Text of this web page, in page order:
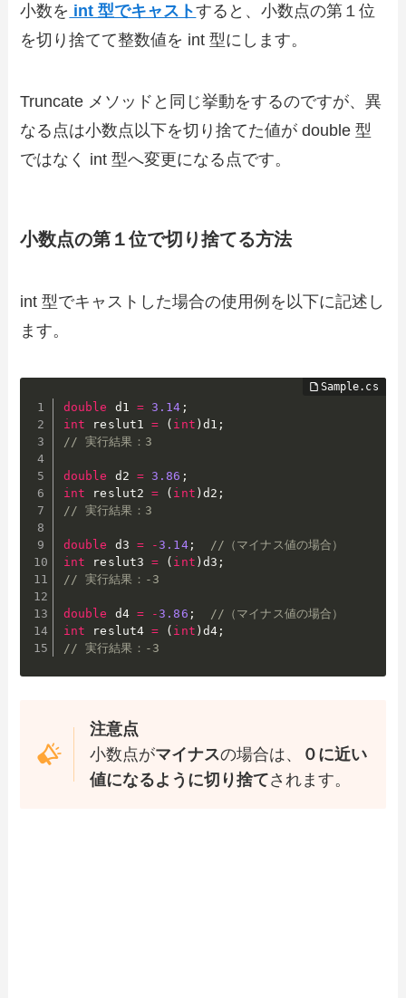
小数を int 型でキャストすると、小数点の第１位
を切り捨てて整数値を int 型にします。
Truncate メソッドと同じ挙動をするのですが、異
なる点は小数点以下を切り捨てた値が double 型
ではなく int 型へ変更になる点です。
小数点の第１位で切り捨てる方法
int 型でキャストした場合の使用例を以下に記述し
ます。
double d1 = 3.14 ;
int reslut1 = ( int ) d1 ;
// 実行結果：3
double d2 = 3.86 ;
int reslut2 = ( int ) d2 ;
// 実行結果：3
double d3 = -3.14;
//（マイナス値の場合）
int reslut3 = ( int ) d3 ;
// 実行結果：-3
double d4 = -3.86 ;
//（マイナス値の場合）
int reslut4 = ( int ) d4 ;
// 実行結果：-3
注意点
小数点がマイナスの場合は、
０に近い
値になるように切り捨てされます。